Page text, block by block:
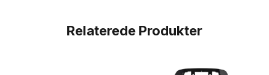
Relaterede Produkter